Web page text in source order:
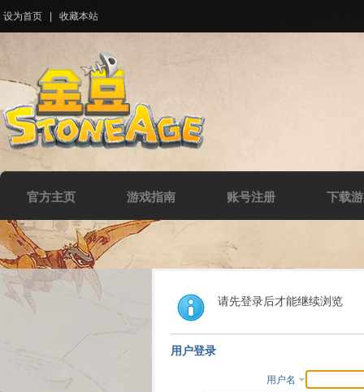
设为首页 收藏本站
官方主页 游戏指南 账号注册 下载
请先登录后才能继续浏览
用户登录
用户名